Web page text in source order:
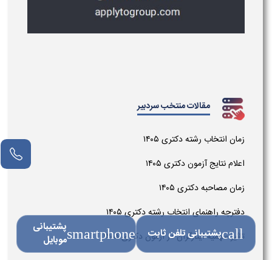
مقالات منتخب سردبیر
زمان انتخاب رشته دکتری ۱۴۰۵
اعلام نتایج آزمون دکتری ۱۴۰۵
زمان مصاحبه دکتری ۱۴۰۵
دفترچه راهنمای انتخاب رشته دکتری ۱۴۰۵
تاثیر سهمیه ایثارگران در آزمون دکتری ۱۴۰۵
callپشتیبانی تلفن ثابت smartphoneپشتیبانی
موبایل